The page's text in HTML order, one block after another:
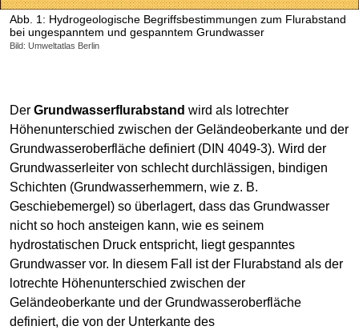
Abb. 1: Hydrogeologische Begriffsbestimmungen zum Flurabstand
bei ungespanntem und gespanntem Grundwasser
Bild: Umweltatlas Berlin
Der Grundwasserflurabstand wird als lotrechter
Höhenunterschied zwischen der Geländeoberkante und der
Grundwasseroberfläche definiert (DIN 4049-3). Wird der
Grundwasserleiter von schlecht durchlässigen, bindigen
Schichten (Grundwasserhemmern, wie z. B.
Geschiebemergel) so überlagert, dass das Grundwasser
nicht so hoch ansteigen kann, wie es seinem
hydrostatischen Druck entspricht, liegt gespanntes
Grundwasser vor. In diesem Fall ist der Flurabstand als der
lotrechte Höhenunterschied zwischen der
Geländeoberkante und der Grundwasseroberfläche
definiert, die von der Unterkante des